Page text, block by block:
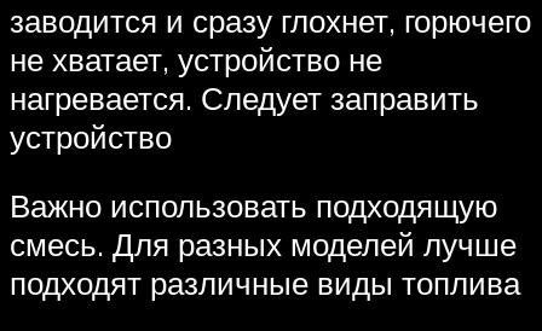
заводится и сразу глохнет, горючего
не хватает, устройство не
нагревается. Следует заправить
устройство
Важно использовать подходящую
смесь. Для разных моделей лучше
подходят различные виды топлива